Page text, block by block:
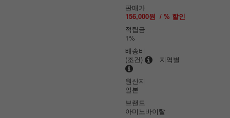
판매가
156,000원 / % 할인
적립금
1%
배송비
(조건)
지역별
원산지
일본
브랜드
아미노바이탈